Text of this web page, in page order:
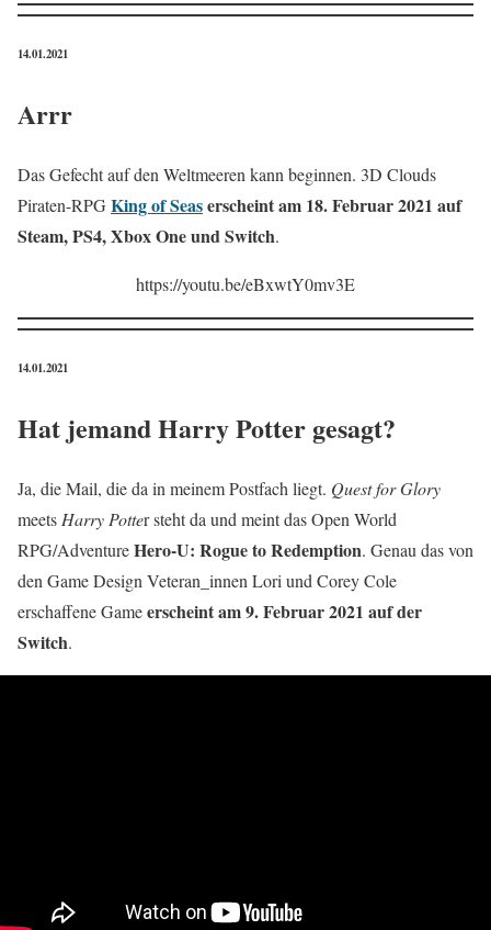
14.01.2021
Arrr
Das Gefecht auf den Weltmeeren kann beginnen. 3D Clouds
Piraten-RPGKing of Seaserscheint am 18. Februar 2021 auf
Steam, PS4, Xbox One und Switch.
https://youtu.be/eBxwtY0mv3E
14.01.2021
Hat jemand Harry Potter gesagt?
Ja, die Mail, die da in meinem Postfach liegt. Quest for Glory
meets Harry Potter steht da und meint das Open World
RPG/AdventureHero-U: Rogue to Redemption. Genau das von
den Game Design Veteran_innen Lori und Corey Cole
erschaffene Gameerscheint am 9. Februar 2021 auf der
Switch.